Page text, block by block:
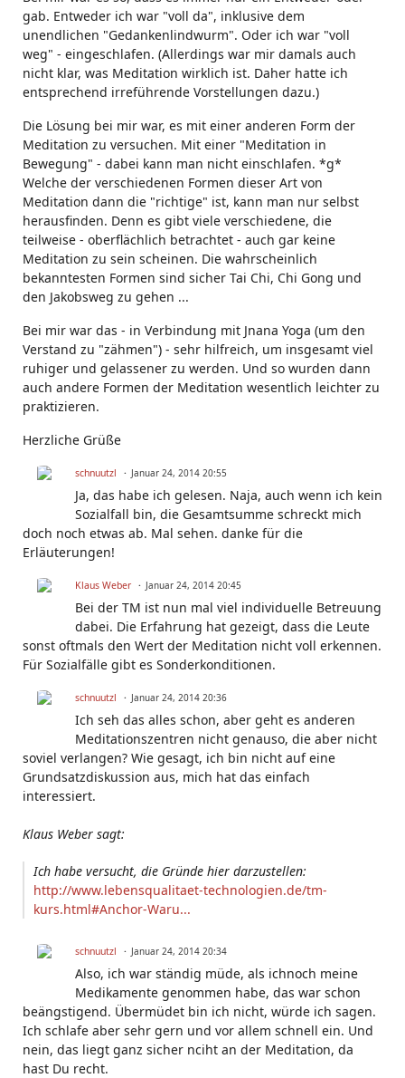
gab. Entweder ich war "voll da", inklusive dem
unendlichen "Gedankenlindwurm". Oder ich war "voll
weg" - eingeschlafen. (Allerdings war mir damals auch
nicht klar, was Meditation wirklich ist. Daher hatte ich
entsprechend irreführende Vorstellungen dazu.)
Die Lösung bei mir war, es mit einer anderen Form der
Meditation zu versuchen. Mit einer "Meditation in
Bewegung" - dabei kann man nicht einschlafen. *g*
Welche der verschiedenen Formen dieser Art von
Meditation dann die "richtige" ist, kann man nur selbst
herausfinden. Denn es gibt viele verschiedene, die
teilweise - oberflächlich betrachtet - auch gar keine
Meditation zu sein scheinen. Die wahrscheinlich
bekanntesten Formen sind sicher Tai Chi, Chi Gong und
den Jakobsweg zu gehen ...
Bei mir war das - in Verbindung mit Jnana Yoga (um den
Verstand zu "zähmen") - sehr hilfreich, um insgesamt viel
ruhiger und gelassener zu werden. Und so wurden dann
auch andere Formen der Meditation wesentlich leichter zu
praktizieren.
Herzliche Grüße
schnuutzl Januar 24, 2014 20:55
Ja, das habe ich gelesen. Naja, auch wenn ich kein
Sozialfall bin, die Gesamtsumme schreckt mich
doch noch etwas ab. Mal sehen. danke für die
Erläuterungen!
Klaus Weber Januar 24, 2014 20:45
Bei der TM ist nun mal viel individuelle Betreuung
dabei. Die Erfahrung hat gezeigt, dass die Leute
sonst oftmals den Wert der Meditation nicht voll erkennen.
Für Sozialfälle gibt es Sonderkonditionen.
schnuutzl Januar 24, 2014 20:36
Ich seh das alles schon, aber geht es anderen
Meditationszentren nicht genauso, die aber nicht
soviel verlangen? Wie gesagt, ich bin nicht auf eine
Grundsatzdiskussion aus, mich hat das einfach
interessiert.
Klaus Weber sagt:
Ich habe versucht, die Gründe hier darzustellen:
http://www.lebensqualitaet-technologien.de/tm-
kurs.html#Anchor-Waru...
schnuutzl Januar 24, 2014 20:34
Also, ich war ständig müde, als ichnoch meine
Medikamente genommen habe, das war schon
beängstigend. Übermüdet bin ich nicht, würde ich sagen.
Ich schlafe aber sehr gern und vor allem schnell ein. Und
nein, das liegt ganz sicher nciht an der Meditation, da
hast Du recht.